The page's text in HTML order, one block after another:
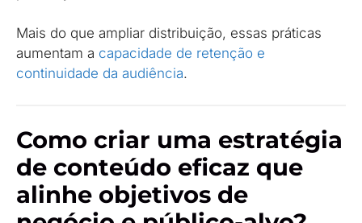
Mais do que ampliar distribuição, essas práticas
aumentam a capacidade de retenção e
continuidade da audiência.
Como criar uma estratégia
de conteúdo eficaz que
alinhe objetivos de